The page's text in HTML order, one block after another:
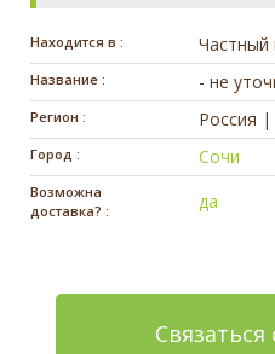
Находится в : Частный
Название : - не
Регион : Россия |
Город : Сочи
Возможна
доставка? :
да